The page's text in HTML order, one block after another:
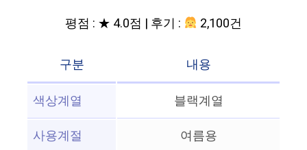
평점 : ★ 4.0점 | 후기 :
2,100건
구분
내용
색상계열
블랙계열
사용계절
여름용